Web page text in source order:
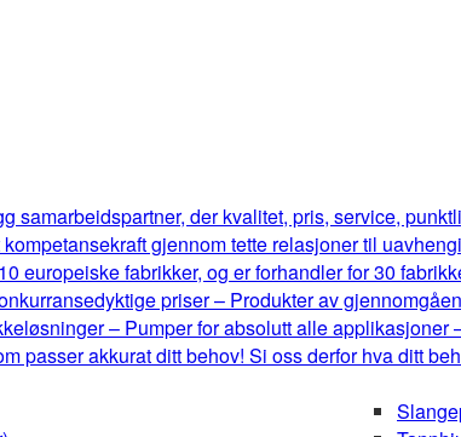
samarbeidspartner, der kvalitet, pris, service,
gjennom tette relasjoner til
europeiske fabrikker, og er forhandler for 30
priser – Produkter av
– Pumper for absolutt alle
passer akkurat ditt behov! Si oss derfor hva ditt